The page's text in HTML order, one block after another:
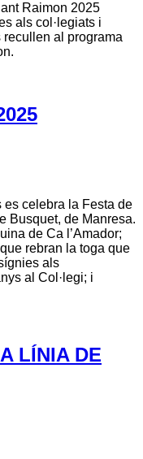
Raimon 2025
als col·legiats i
al programa
es celebra la Festa de
Busquet, de Manresa.
de Ca l’Amador;
rebran la toga que
als
al Col·legi; i
LÍNIA DE